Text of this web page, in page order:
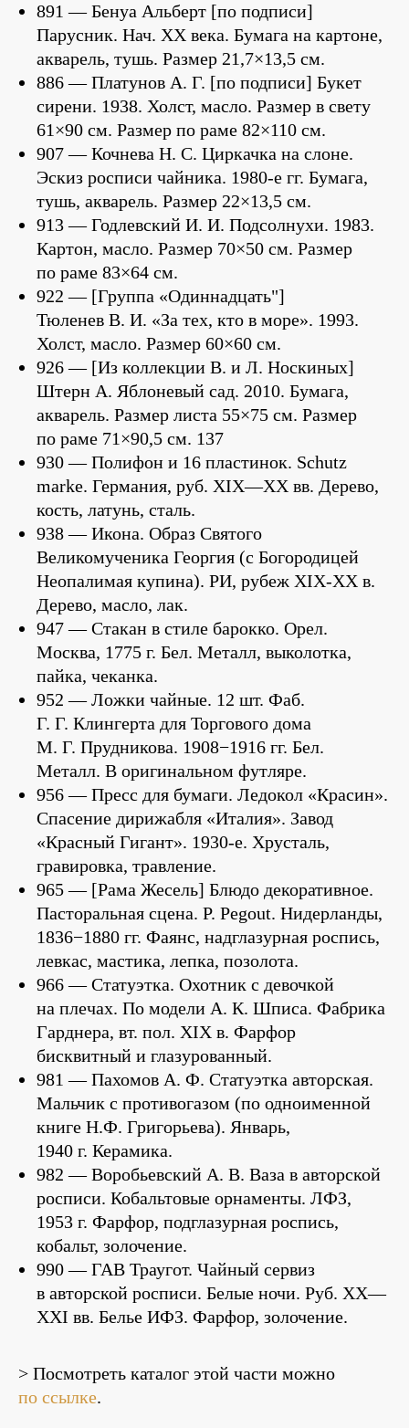
891 — Бенуа Альберт [по подписи]
Парусник. Нач. XX века. Бумага на картоне,
акварель, тушь. Размер 21,7×13,5 см.
886 — Платунов А. Г. [по подписи] Букет
сирени. 1938. Холст, масло. Размер в свету
61×90 см. Размер по раме 82×110 см.
907 — Кочнева Н. С. Циркачка на слоне.
Эскиз росписи чайника. 1980-е гг. Бумага,
тушь, акварель. Размер 22×13,5 см.
913 — Годлевский И. И. Подсолнухи. 1983.
Картон, масло. Размер 70×50 см. Размер
по раме 83×64 см.
922 — [Группа «Одиннадцать"]
Тюленев В. И. «За тех, кто в море». 1993.
Холст, масло. Размер 60×60 см.
926 — [Из коллекции В. и Л. Носкиных]
Штерн А. Яблоневый сад. 2010. Бумага,
акварель. Размер листа 55×75 см. Размер
по раме 71×90,5 см. 137
930 — Полифон и 16 пластинок. Schutz
marke. Германия, руб. XIX—XX вв. Дерево,
кость, латунь, сталь.
938 — Икона. Образ Святого
Великомученика Георгия (с Богородицей
Неопалимая купина). РИ, рубеж XIX-ХХ в.
Дерево, масло, лак.
947 — Стакан в стиле барокко. Орел.
Москва, 1775 г. Бел. Металл, выколотка,
пайка, чеканка.
952 — Ложки чайные. 12 шт. Фаб.
Г. Г. Клингерта для Торгового дома
М. Г. Прудникова. 1908−1916 гг. Бел.
Металл. В оригинальном футляре.
956 — Пресс для бумаги. Ледокол «Красин».
Спасение дирижабля «Италия». Завод
«Красный Гигант». 1930-е. Хрусталь,
гравировка, травление.
965 — [Рама Жесель] Блюдо декоративное.
Пасторальная сцена. P. Pegout. Нидерланды,
1836−1880 гг. Фаянс, надглазурная роспись,
левкас, мастика, лепка, позолота.
966 — Статуэтка. Охотник с девочкой
на плечах. По модели А. К. Шписа. Фабрика
Гарднера, вт. пол. XIX в. Фарфор
бисквитный и глазурованный.
981 — Пахомов А. Ф. Статуэтка авторская.
Мальчик с противогазом (по одноименной
книге Н.Ф. Григорьева). Январь,
1940 г. Керамика.
982 — Воробьевский А. В. Ваза в авторской
росписи. Кобальтовые орнаменты. ЛФЗ,
1953 г. Фарфор, подглазурная роспись,
кобальт, золочение.
990 — ГАВ Траугот. Чайный сервиз
в авторской росписи. Белые ночи. Руб. XX—
XXI вв. Белье ИФЗ. Фарфор, золочение.
> Посмотреть каталог этой части можно
по ссылке.